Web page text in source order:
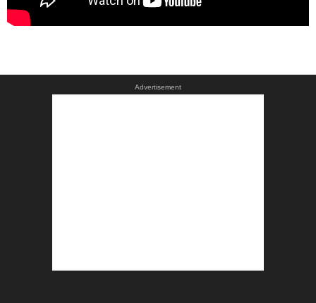
Advertisement